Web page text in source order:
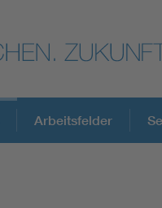
DKE
Arbeitsfelder